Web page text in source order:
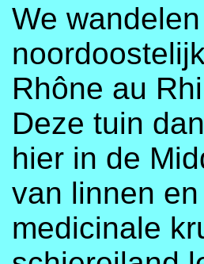
We
Rhône au
Deze tuin
hier in de
van linnen
medicinale